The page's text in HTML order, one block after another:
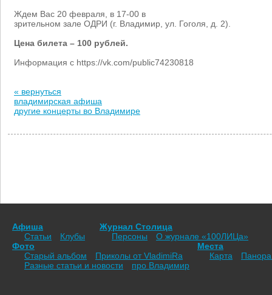
Ждем Вас 20 февраля, в 17-00 в
зрительном зале ОДРИ (г. Владимир, ул. Гоголя, д. 2).
Цена билета – 100 рублей.
Информация с https://vk.com/public74230818
« вернуться
владимирская афиша
другие концерты во Владимире
Афиша
Статьи
Клубы
Журнал Столица
Персоны
О журнале «100ЛИЦа»
Фото
Старый альбом
Приколы от VladimiRа
Места
Карта
Разные статьи и новости
про Владимир